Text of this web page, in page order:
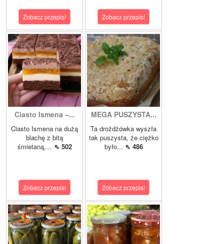
Zobacz przepis! Zobacz przepis!
Ciasto Ismena –...
Ciasto Ismena na dużą
blachę z bitą
śmietaną,... ⇖ 502
Zobacz przepis!
MEGA PUSZYSTA...
Ta drożdżówka wyszła
tak puszysta, że ciężko
było... ⇖ 486
Zobacz przepis!